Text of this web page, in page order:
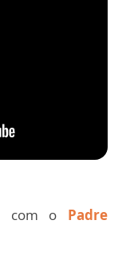
com o Padre